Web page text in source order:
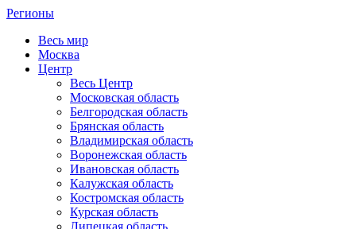
Регионы
Весь мир
Москва
Центр
Весь Центр
Московская область
Белгородская область
Брянская область
Владимирская область
Воронежская область
Ивановская область
Калужская область
Костромская область
Курская область
Липецкая область